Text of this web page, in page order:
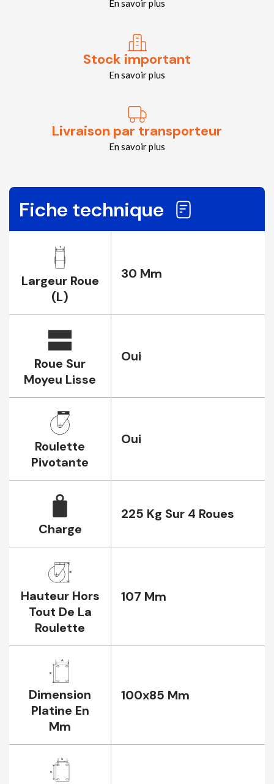
En savoir plus
Stock important
En savoir plus
Livraison par transporteur
En savoir plus
Fiche technique
Largeur Roue
(L)
30 Mm
Roue Sur
Moyeu Lisse
Oui
Roulette
Pivotante
Oui
Charge
225 Kg Sur 4 Roues
Hauteur Hors
Tout De La
Roulette
107 Mm
Dimension
Platine En
Mm
100x85 Mm